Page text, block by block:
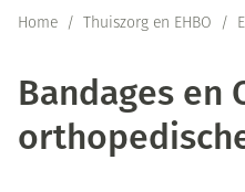
Home / Thuiszorg en EHBO /
Bandages en